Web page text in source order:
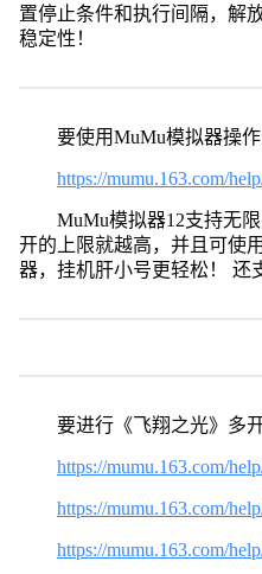
置停止条件和执行间隔，解
稳定性！
要使用MuMu模拟器操
https://mumu.163.com/
MuMu模拟器12支持无
开的上限就越高，并且可使
器，挂机肝小号更轻松！ 还
要进行《飞翔之光》多
https://mumu.163.com/
https://mumu.163.com/
https://mumu.163.com/